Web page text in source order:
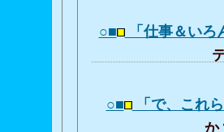
○■ 「仕事＆い
○■ 「で、これ
か